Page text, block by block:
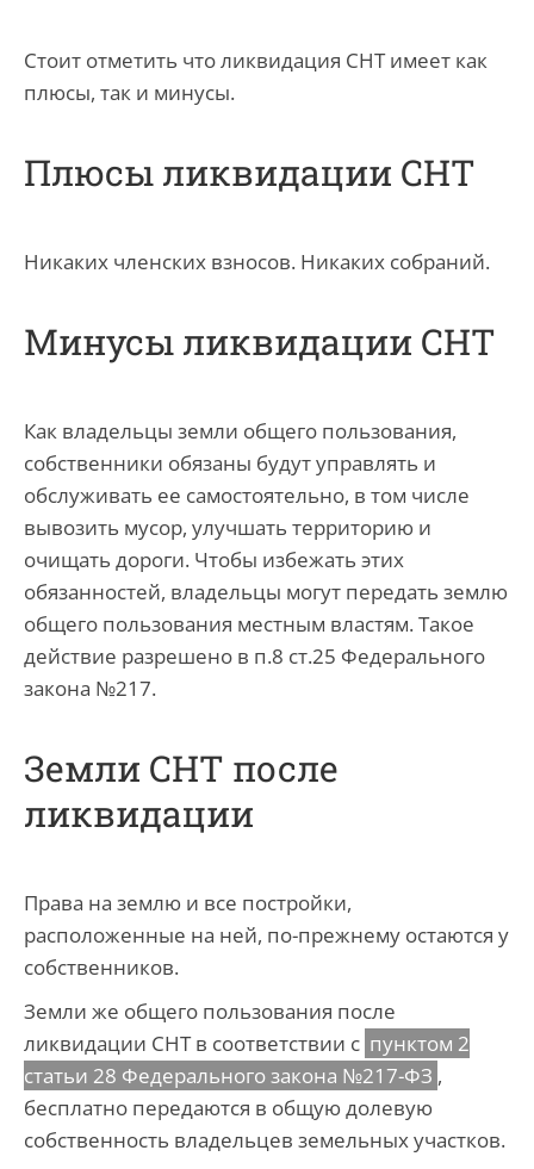
Стоит отметить что ликвидация СНТ имеет как
плюсы, так и минусы.
Плюсы ликвидации СНТ
Никаких членских взносов. Никаких собраний.
Минусы ликвидации СНТ
Как владельцы земли общего пользования,
собственники обязаны будут управлять и
обслуживать ее самостоятельно, в том числе
вывозить мусор, улучшать территорию и
очищать дороги. Чтобы избежать этих
обязанностей, владельцы могут передать землю
общего пользования местным властям. Такое
действие разрешено в п.8 ст.25 Федерального
закона №217.
Земли СНТ после
ликвидации
Права на землю и все постройки,
расположенные на ней, по-прежнему остаются у
собственников.
Земли же общего пользования после
ликвидации СНТ в соответствии с пунктом 2
статьи 28 Федерального закона №217-ФЗ ,
бесплатно передаются в общую долевую
собственность владельцев земельных участков.